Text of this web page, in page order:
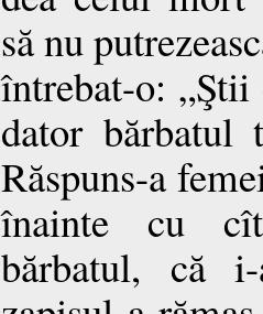
să nu
întrebat-o: „Ştii
dator bărbatul
Răspuns-a
înainte cu
bărbatul, că